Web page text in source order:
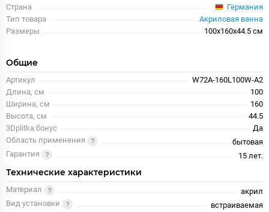
Страна
Германия
Тип товара
Акриловая ванна
Размеры
100x160x44.5 см
Общие
Артикул
W72A-160L100W-A2
Длина, см
100
Ширина, см
160
Высота, см
44.5
3Dplitka.бонус
Да
Область применения
бытовая
Гарантия
15 лет.
Технические характеристики
Материал
акрил
Вид установки
встраиваемая